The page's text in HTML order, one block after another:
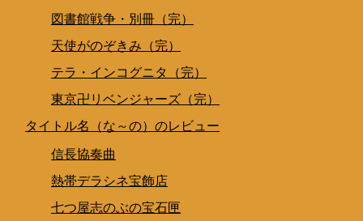
図書館戦争・別冊（完）
天使がのぞきみ（完）
テラ・インコグニタ（完）
東京卍リベンジャーズ（完）
タイトル名（な～の）のレビュー
信長協奏曲
熱帯デラシネ宝飾店
七つ屋志のぶの宝石匣